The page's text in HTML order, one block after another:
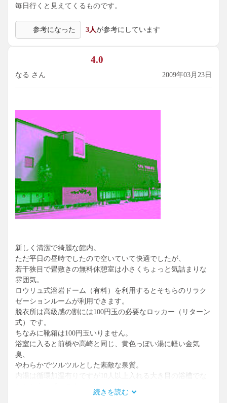
毎日行くと見えてくるものです。
参考になった 3人が参考にしています
4.0
なる さん 2009年03月23日
新しく清潔で綺麗な館内。
ただ平日の昼時でしたので空いていて快適でしたが、
若干狭目で畳敷きの無料休憩室は小さくちょっと気詰まりな
雰囲気。
ロウリュ式溶岩ドーム（有料）を利用するとそちらのリラク
ゼーションルームが利用できます。
脱衣所は高級感の割には100円玉の必要なロッカー（リターン
式）です。
ちなみに靴箱は100円玉いりません。
浴室に入ると前橋や高崎と同じ、黄色っぽい湯に軽い金気
臭、
やわらかでツルツルとした素敵な泉質。
内湯は循環加温有りですが10人以上入れる大き目の浴槽でな
もう一つ小さめの丸い浴槽が賑わっていました。
続きを読む